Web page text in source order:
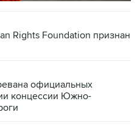
Rights Foundation признан
официальных
концессии Южно-